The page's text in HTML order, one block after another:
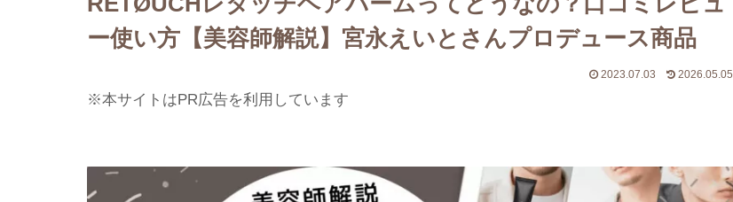
ー使い方【美容師解説】宮永えいとさんプロデュース商品
2023.07.03 2026.05.05
※本サイトはPR広告を利用しています